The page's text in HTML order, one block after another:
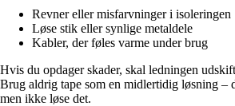
Revner eller misfarvninger i isoleringen
Løse stik eller synlige metaldele
Kabler, der føles varme under brug
Hvis du opdager skader, skal ledningen
Brug aldrig tape som en midlertidig løsning –
men ikke løse det.